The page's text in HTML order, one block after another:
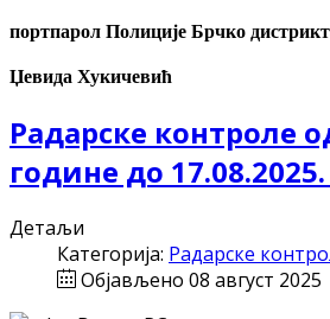
портпарол Полиције Брчко
Џевида Хукичевић
Радарске контроле
године до
Детаљи
Категорија: Радарске
Објављено 08 август 2025